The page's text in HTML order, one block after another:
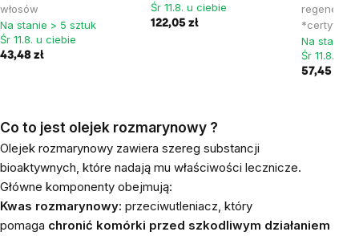
włosów
Na stanie > 5 sztuk
Śr 11.8. u ciebie
43,48 zł
Śr 11.8. u ciebie
122,05 zł
*certyfikat
Na stanie
Śr 11.8. u
57,45 zł
Co to jest olejek rozmarynowy ?
Olejek rozmarynowy zawiera szereg substancji
bioaktywnych, które nadają mu właściwości lecznicze.
Główne komponenty obejmują:
Kwas rozmarynowy: przeciwutleniacz, który
pomaga chronić komórki przed szkodliwym działaniem